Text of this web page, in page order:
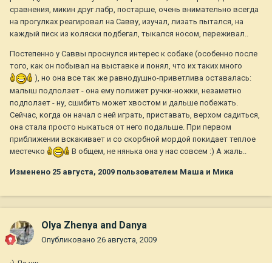
сравнения, микин друг лабр, постарше, очень внимательно всегда
на прогулках реагировал на Савву, изучал, лизать пытался, на
каждый писк из коляски подбегал, тыкался носом, переживал..
Постепенно у Саввы проснулся интерес к собаке (особенно после
того, как он побывал на выставке и понял, что их таких много
), но она все так же равнодушно-приветлива оставалась:
малыш подползет - она ему полижет ручки-ножки, незаметно
подползет - ну, сшибить может хвостом и дальше побежать.
Сейчас, когда он начал с ней играть, приставать, верхом садиться,
она стала просто ныкаться от него подальше. При первом
приближении вскакивает и со скорбной мордой покидает теплое
местечко
В общем, не нянька она у нас совсем :) А жаль..
Изменено 25 августа, 2009 пользователем Маша и Мика
Olya Zhenya and Danya
Опубликовано 26 августа, 2009